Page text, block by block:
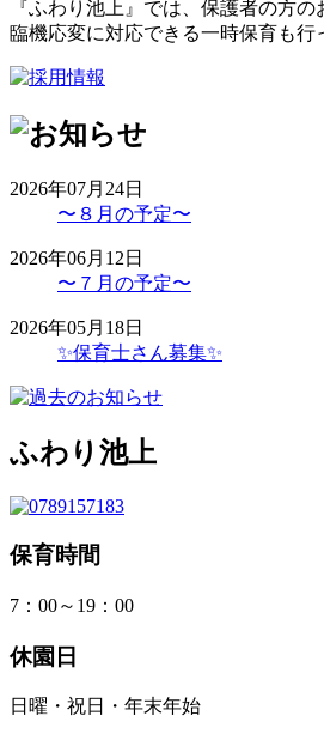
『ふわり池上』では、保護者の方
臨機応変に対応できる一時保育も行
2026年07月24日
〜８月の予定〜
2026年06月12日
〜７月の予定〜
2026年05月18日
✨保育士さん募集✨
ふわり池上
保育時間
7：00～19：00
休園日
日曜・祝日・年末年始